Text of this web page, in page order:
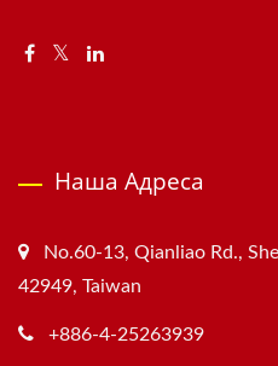
Наша Адреса
No.60-13, Qianliao Rd.,
42949, Taiwan
+886-4-25263939